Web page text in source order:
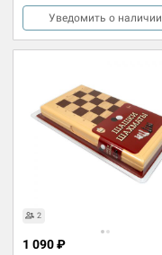
Уведомить о наличии
2
1 090 ₽